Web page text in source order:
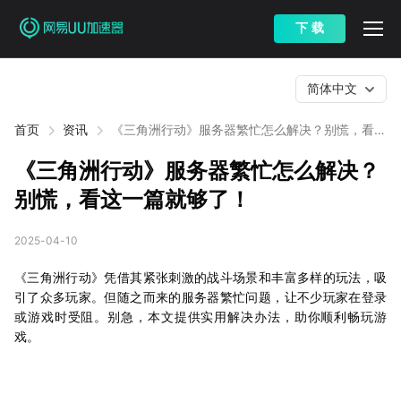
下 载
首页 资讯
《三角洲行动》服务器繁忙怎么解决？别慌，看这
简体中文
《三角洲行动》服务器繁忙怎么解决？
别慌，看这一篇就够了！
2025-04-10
《三角洲行动》凭借其紧张刺激的战斗场景和丰富多样的玩法，吸
引了众多玩家。但随之而来的服务器繁忙问题，让不少玩家在登录
或游戏时受阻。别急，本文提供实用解决办法，助你顺利畅玩游
戏。